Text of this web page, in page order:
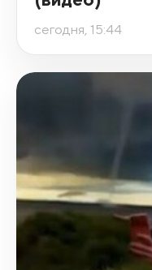
сегодня, 15:44